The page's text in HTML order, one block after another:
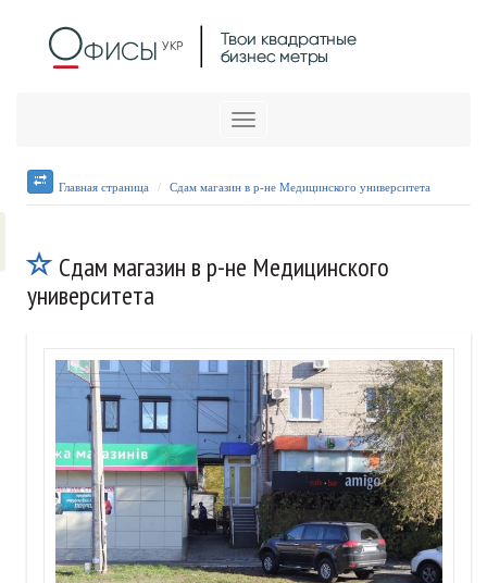
Меню
Главная страница Cдам магазин в р-не Медицинского университета
Cдам магазин в р-не Медицинского
университета